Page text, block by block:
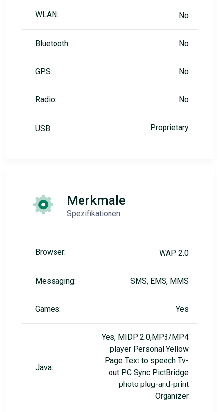
WLAN: No
Bluetooth: No
GPS: No
Radio: No
USB: Proprietary
Merkmale
Spezifikationen
Browser: WAP 2.0
Messaging: SMS, EMS, MMS
Games: Yes
Java:
Yes, MIDP 2.0,MP3/MP4
player Personal Yellow
Page Text to speech Tv-
out PC Sync PictBridge
photo plug-and-print
Organizer